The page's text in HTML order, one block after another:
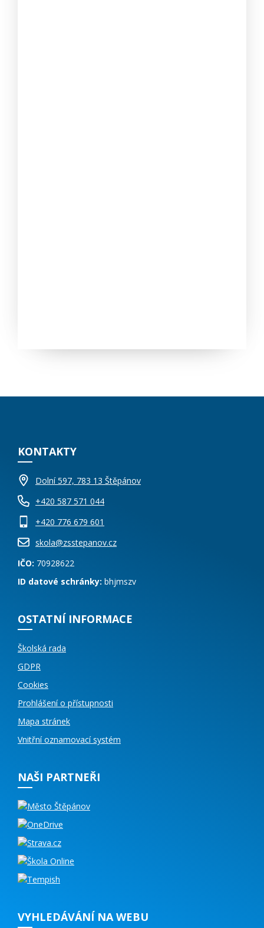
KONTAKTY
Dolní 597, 783 13 Štěpánov
+420 587 571 044
+420 776 679 601
skola@zsstepanov.cz
IČO: 70928622
ID datové schránky: bhjmszv
OSTATNÍ INFORMACE
Školská rada
GDPR
Cookies
Prohlášení o přístupnosti
Mapa stránek
Vnitřní oznamovací systém
NAŠI PARTNEŘI
VYHLEDÁVÁNÍ NA WEBU